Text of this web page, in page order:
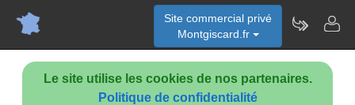
Le site utilise les cookies de nos partenaires.
Politique de confidentialité
Site commercial privé
Montgiscard.fr